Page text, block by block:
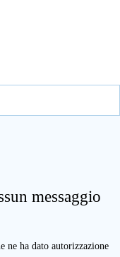
messaggio
ne ha dato autorizzazione